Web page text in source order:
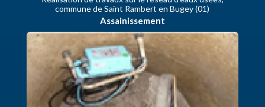
commune de Saint Rambert en Bugey (01)
Assainissement